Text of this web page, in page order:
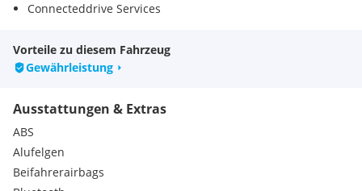
Connecteddrive Services
Deutsche/BA/Serviceheft
Durchladeeinrichtung (Mittelarmlehne hinten)
Durchladesystem
Fussmatten Velours
Geschwindigkeits-Regelanlage mit Bremsfunktion
Gesetzlicher Notruf
Grösserer Karftstofftank
Heizungssteuerung
Vorteile zu diesem Fahrzeug
Gewährleistung
Ausstattungen & Extras
ABS
Alufelgen
Beifahrerairbags